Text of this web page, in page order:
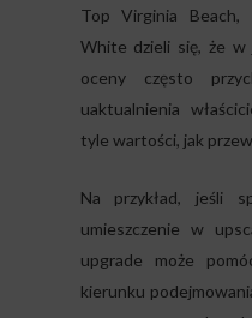
Top Virginia
White dzieli się, że w
oceny często
uaktualnienia
tyle wartości, jak
Na przykład, jeśli
umieszczenie w
upgrade może
kierunku